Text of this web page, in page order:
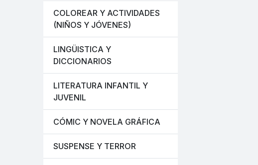
COLOREAR Y ACTIVIDADES
(NIÑOS Y JÓVENES)
LINGÜISTICA Y
DICCIONARIOS
LITERATURA INFANTIL Y
JUVENIL
CÓMIC Y NOVELA GRÁFICA
SUSPENSE Y TERROR